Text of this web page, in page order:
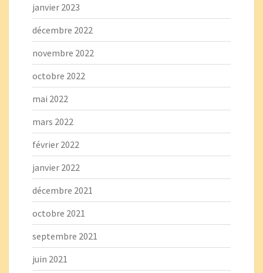
janvier 2023
décembre 2022
novembre 2022
octobre 2022
mai 2022
mars 2022
février 2022
janvier 2022
décembre 2021
octobre 2021
septembre 2021
juin 2021